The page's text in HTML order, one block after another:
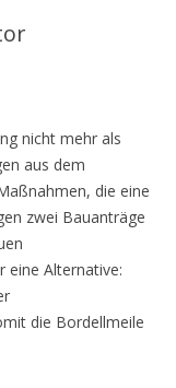
nicht mehr als
aus dem
die eine
zwei Bauanträge
eine Alternative:
die Bordellmeile